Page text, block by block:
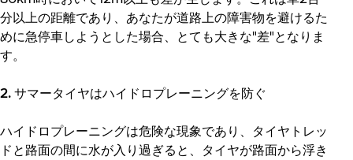
分以上の距離であり、あなたが道路上の障害物を避けるた
めに急停車しようとした場合、とても大きな"差"となりま
す。
2. サマータイヤはハイドロプレーニングを防ぐ
ハイドロプレーニングは危険な現象であり、タイヤトレッ
ドと路面の間に水が入り過ぎると、タイヤが路面から浮き